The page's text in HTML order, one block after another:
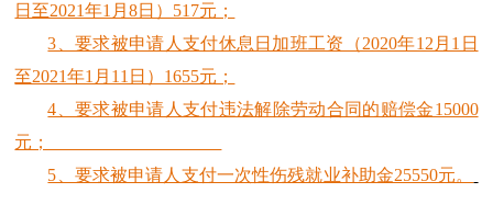
日至2021年1月8日）517元；
3、要求被申请人支付休息日加班工资（2020年12月1日
至2021年1月11日）1655元；
4、要求被申请人支付违法解除劳动合同的赔偿金15000
元；
5、要求被申请人支付一次性伤残就业补助金25550元。